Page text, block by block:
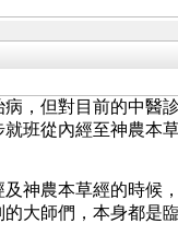
，但對目前的中醫
班從內經至神農本
神農本草經的時候
大師們，本身都是